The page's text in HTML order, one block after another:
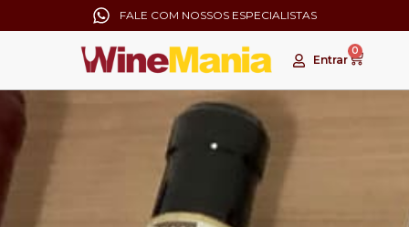
FALE COM NOSSOS ESPECIALISTAS
Entrar
0